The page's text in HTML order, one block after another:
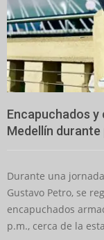
Encapuchados
Medellín
Durante una
Gustavo Petro, se
encapuchados
p.m., cerca de la